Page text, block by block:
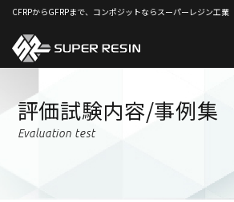
CFRPからGFRPまで、コンポジットならスーパーレジン工業
評価試験内容/事例集
Evaluation test